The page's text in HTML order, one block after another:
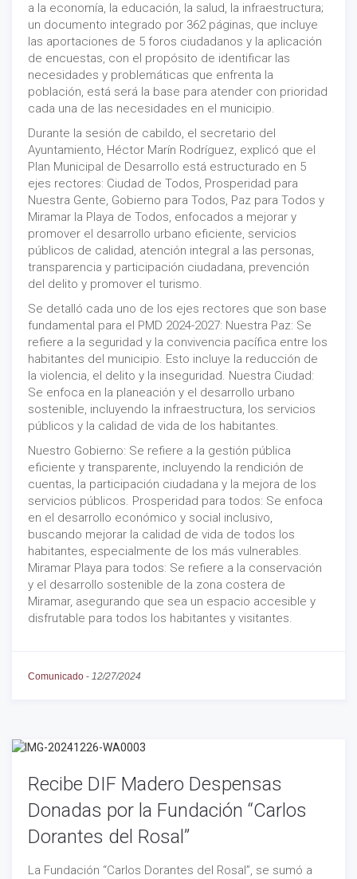
a la economía, la educación, la salud, la infraestructura;
un documento integrado por 362 páginas, que incluye
las aportaciones de 5 foros ciudadanos y la aplicación
de encuestas, con el propósito de identificar las
necesidades y problemáticas que enfrenta la
población, está será la base para atender con prioridad
cada una de las necesidades en el municipio.
Durante la sesión de cabildo, el secretario del
Ayuntamiento, Héctor Marín Rodríguez, explicó que el
Plan Municipal de Desarrollo está estructurado en 5
ejes rectores: Ciudad de Todos, Prosperidad para
Nuestra Gente, Gobierno para Todos, Paz para Todos y
Miramar la Playa de Todos, enfocados a mejorar y
promover el desarrollo urbano eficiente, servicios
públicos de calidad, atención integral a las personas,
transparencia y participación ciudadana, prevención
del delito y promover el turismo.
Se detalló cada uno de los ejes rectores que son base
fundamental para el PMD 2024-2027: Nuestra Paz: Se
refiere a la seguridad y la convivencia pacífica entre los
habitantes del municipio. Esto incluye la reducción de
la violencia, el delito y la inseguridad. Nuestra Ciudad:
Se enfoca en la planeación y el desarrollo urbano
sostenible, incluyendo la infraestructura, los servicios
públicos y la calidad de vida de los habitantes.
Nuestro Gobierno: Se refiere a la gestión pública
eficiente y transparente, incluyendo la rendición de
cuentas, la participación ciudadana y la mejora de los
servicios públicos. Prosperidad para todos: Se enfoca
en el desarrollo económico y social inclusivo,
buscando mejorar la calidad de vida de todos los
habitantes, especialmente de los más vulnerables.
Miramar Playa para todos: Se refiere a la conservación
y el desarrollo sostenible de la zona costera de
Miramar, asegurando que sea un espacio accesible y
disfrutable para todos los habitantes y visitantes.
Comunicado - 12/27/2024
Recibe DIF Madero Despensas
Donadas por la Fundación “Carlos
Dorantes del Rosal”
La Fundación “Carlos Dorantes del Rosal”, se sumó a